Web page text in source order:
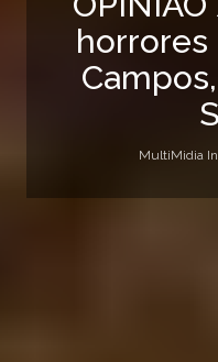
horrores
MultiMidia